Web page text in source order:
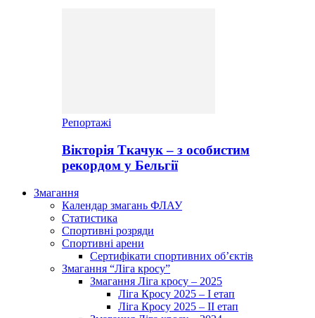
Репортажі
Вікторія Ткачук – з особистим
рекордом у Бельгії
Змагання
Календар змагань ФЛАУ
Статистика
Спортивні розряди
Спортивні арени
Сертифікати спортивних об’єктів
Змагання “Ліга кросу”
Змагання Ліга кросу – 2025
Ліга Кросу 2025 – I етап
Ліга Кросу 2025 – II етап